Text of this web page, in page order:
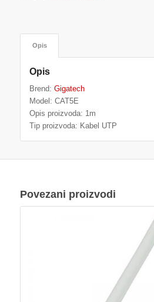
Opis
Opis
Brend: Gigatech
Model: CAT5E
Opis proizvoda: 1m
Tip proizvoda: Kabel UTP
Povezani proizvodi